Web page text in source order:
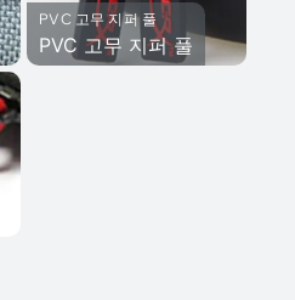
PVC 고무 지퍼 풀
PVC 고무 지퍼 풀